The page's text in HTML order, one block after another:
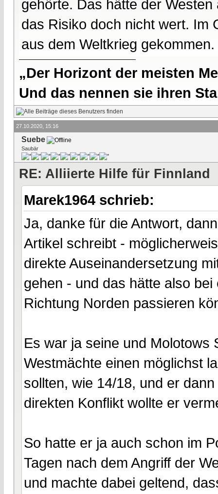
gehörte. Das hätte der
das Risiko doch nicht wert. Im
aus dem Weltkrieg gekommen.
„Der Horizont der meisten
Und das nennen sie ihren
27.10.2020, 15:16
Suebe
Saubär
RE: Alliierte Hilfe für Finnland
Marek1964 schrieb:
Ja, danke für die Antwort,
Artikel schreibt -
direkte Auseinandersetzung
gehen - und das hätte also
Richtung Norden passieren
Es war ja seine und Molotows
Westmächte einen möglichst
sollten, wie 14/18, und er
direkten Konflikt wollte er
So hatte er ja auch schon im
Tagen nach dem Angriff der
und machte dabei geltend,